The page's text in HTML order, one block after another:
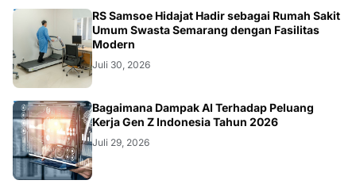
NASIONAL
Merdeka Ride 2026 dan Baksos, Ketua Dewan
Pengarah Road Glid Owner Group (RGOG)
Boys Indonesia Pusat M. Irsyad Sebut
Persiapan Dimatangkan
Agustus 05, 2026
OPINI
Media Sosial Bukan Sekadar Informasi:
Khoiruddin Harahap Ajak Publik Kembali
Maknai Ruang Digital dengan Totalitas dan
Loyalitas